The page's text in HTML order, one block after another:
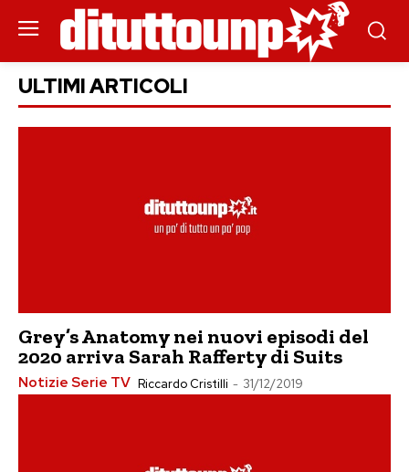
ULTIMI ARTICOLI
Grey’s Anatomy nei nuovi episodi del
2020 arriva Sarah Rafferty di Suits
Notizie Serie TV Riccardo Cristilli - 31/12/2019